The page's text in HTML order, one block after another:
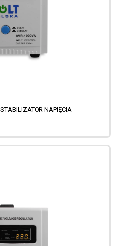
STABILIZATOR NAPIĘCIA